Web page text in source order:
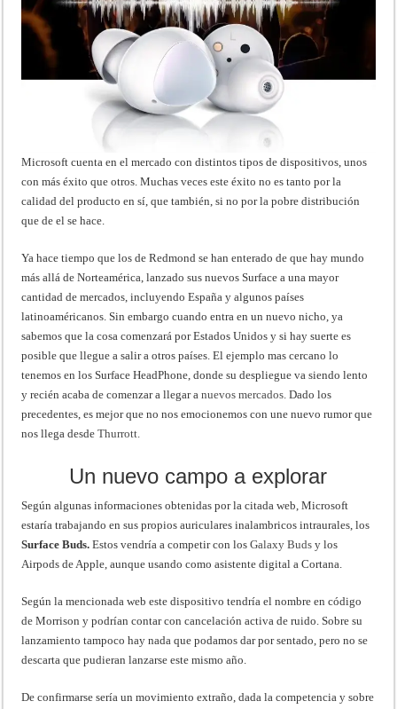
Microsoft cuenta en el mercado con distintos tipos de dispositivos, unos
con más éxito que otros. Muchas veces este éxito no es tanto por la
calidad del producto en sí, que también, si no por la pobre distribución
que de el se hace.
Ya hace tiempo que los de Redmond se han enterado de que hay mundo
más allá de Norteamérica, lanzado sus nuevos Surface a una mayor
cantidad de mercados, incluyendo España y algunos países
latinoaméricanos. Sin embargo cuando entra en un nuevo nicho, ya
sabemos que la cosa comenzará por Estados Unidos y si hay suerte es
posible que llegue a salir a otros países. El ejemplo mas cercano lo
tenemos en los Surface HeadPhone, donde su despliegue va siendo lento
y recién acaba de comenzar a llegar anuevos mercados. Dado los
precedentes, es mejor que no nos emocionemos con une nuevo rumor que
nos llega desdeThurrott.
Un nuevo campo a explorar
Según algunas informaciones obtenidas por la citada web, Microsoft
estaría trabajando en sus propios auriculares inalambricos intraurales, los
Surface Buds. Estos vendría a competir con losGalaxy Buds y los
Airpods de Apple, aunque usando como asistente digital a Cortana.
Según la mencionada web este dispositivo tendría el nombre en código
de Morrison y podrían contar con cancelación activa de ruido. Sobre su
lanzamiento tampoco hay nada que podamos dar por sentado, pero no se
descarta que pudieran lanzarse este mismo año.
De confirmarse sería un movimiento extraño, dada la competencia y sobre